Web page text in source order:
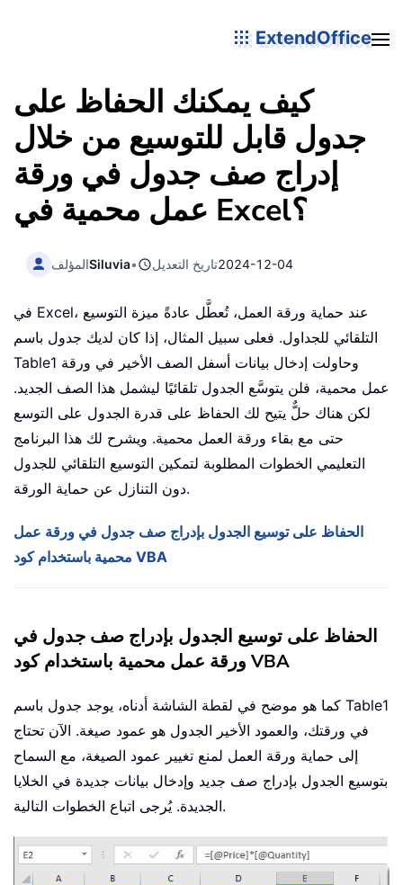
ExtendOffice
كيف يمكنك الحفاظ على
جدول قابل للتوسيع من خلال
إدراج صف جدول في ورقة
عمل محمية في Excel؟
المؤلفSiluvia• تاريخ التعديل2024-12-04
في Excel، عند حماية ورقة العمل، تُعطَّل عادةً ميزة التوسيع
التلقائي للجداول. فعلى سبيل المثال، إذا كان لديك جدول باسم
Table1 وحاولت إدخال بيانات أسفل الصف الأخير في ورقة
عمل محمية، فلن يتوسَّع الجدول تلقائيًا ليشمل هذا الصف الجديد.
لكن هناك حلٌّ يتيح لك الحفاظ على قدرة الجدول على التوسع
حتى مع بقاء ورقة العمل محمية. ويشرح لك هذا البرنامج
التعليمي الخطوات المطلوبة لتمكين التوسيع التلقائي للجدول
دون التنازل عن حماية الورقة.
الحفاظ على توسيع الجدول بإدراج صف جدول في ورقة عمل
محمية باستخدام كود VBA
الحفاظ على توسيع الجدول بإدراج صف جدول في
ورقة عمل محمية باستخدام كود VBA
كما هو موضح في لقطة الشاشة أدناه، يوجد جدول باسم Table1
في ورقتك، والعمود الأخير الجدول هو عمود صيغة. الآن تحتاج
إلى حماية ورقة العمل لمنع تغيير عمود الصيغة، مع السماح
بتوسيع الجدول بإدراج صف جديد وإدخال بيانات جديدة في الخلايا
الجديدة. يُرجى اتباع الخطوات التالية.